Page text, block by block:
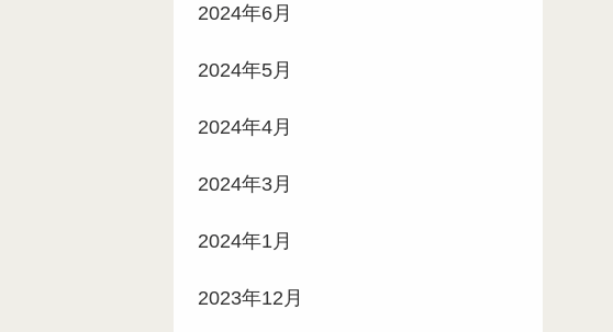
2024年6月
2024年5月
2024年4月
2024年3月
2024年1月
2023年12月